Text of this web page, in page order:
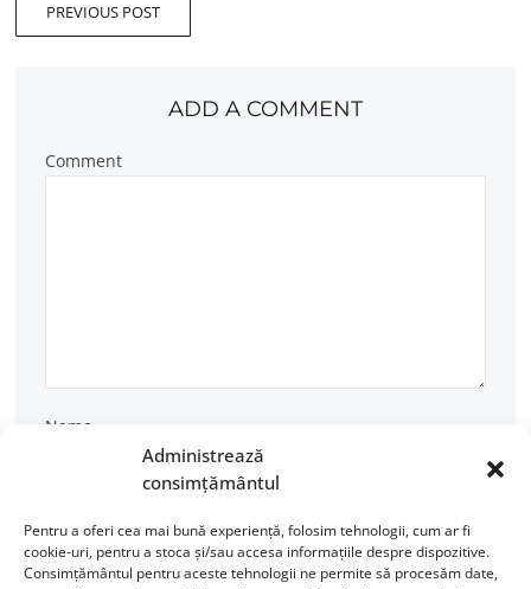
Administrează
consimțământul
Pentru a oferi cea mai bună experiență, folosim tehnologii, cum ar fi
cookie-uri, pentru a stoca și/sau accesa informațiile despre dispozitive.
Consimțământul pentru aceste tehnologii ne permite să procesăm date,
PREVIOUS POST
ADD A COMMENT
Comment
Name
Email